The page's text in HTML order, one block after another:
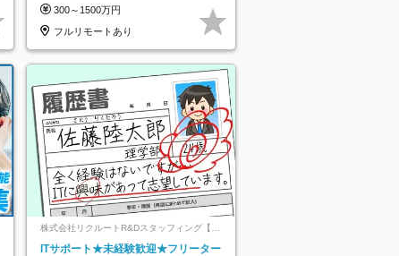
日以上
300～1500万円
フルリモートあり
株式会社リクルートR&Dスタッフィング【リ
クルートグループ】
ITサポート★未経験歓迎★フリーター